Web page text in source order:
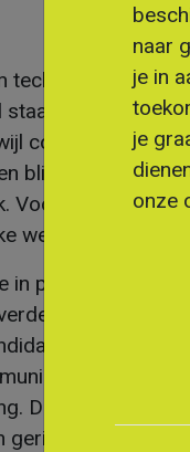
technische
Binnen
collega’s nauw
blijf je jezelf
Voor monteurs die
werkomgeving.
in persoonlijk
dan alleen
en
en een
Dankzij korte
gericht op kwaliteit.
naar
je in
je
onze